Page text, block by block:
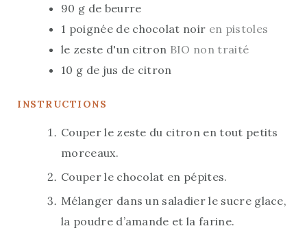
90 g de beurre
1 poignée de chocolat noir en pistoles
le zeste d'un citron BIO non traité
10 g de jus de citron
INSTRUCTIONS
Couper le zeste du citron en tout petits
morceaux.
Couper le chocolat en pépites.
Mélanger dans un saladier le sucre glace,
la poudre d’amande et la farine.